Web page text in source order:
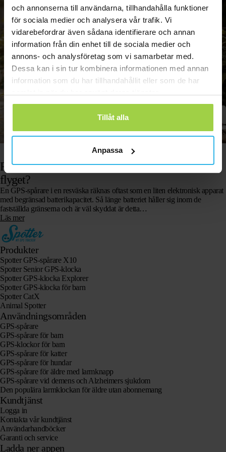
och annonserna till användarna, tillhandahålla funktioner
för sociala medier och analysera vår trafik. Vi
vidarebefordrar även sådana identifierare och annan
information från din enhet till de sociala medier och
annons- och analysföretag som vi samarbetar med.
Dessa kan i sin tur kombinera informationen med annan
information som du har tillhandahållit eller som de har
Tillåt alla
Anpassa
Får jag ta med en GPS-spårare i resväskan på
flyget?
En GPS-spårare i en resväska räknas oftast som en liten elektronisk apparat
med begränsad batterikapacitet. Så länge batteriet håller sig inom de
fastställda gränserna och är väl skyddat är detta…
Läs mer
Produkter
Spotter GPS-spårare X10
Spotter Senior GPS-klocka
Spotter GPS-klocka Explorer
Spotter GPS-klocka för barn
Spotter CatX
Animal Spotter
Användningsområden
GPS-spårare
GPS-spårare för barn
GPS-klockor för barn
GPS-spårare för katter
GPS-spårare för hundar
GPS-spårare för äldre med larmknapp
GPS-spårare vid demens och Alzheimers sjukdom
Den populära larmklockan för äldre utan abonnemang
Kundtjänst
Logga in
Kontakta vår kundtjänst
Användarhandböcker
Garanti och service
Ladda ner appen